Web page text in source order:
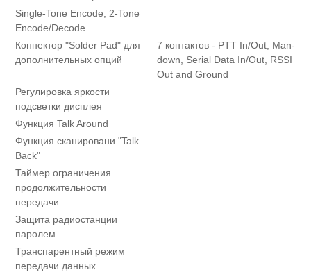
Single-Tone Encode, 2-Tone
Encode/Decode
Коннектор "Solder Pad" для
дополнительных опций
7 контактов - PTT In/Out, Man-
down, Serial Data In/Out, RSSI
Out and Ground
Регулировка яркости
подсветки дисплея
Функция Talk Around
Функция сканировани "Talk
Back"
Таймер ограничения
продолжительности
передачи
Защита радиостанции
паролем
Транспарентный режим
передачи данных